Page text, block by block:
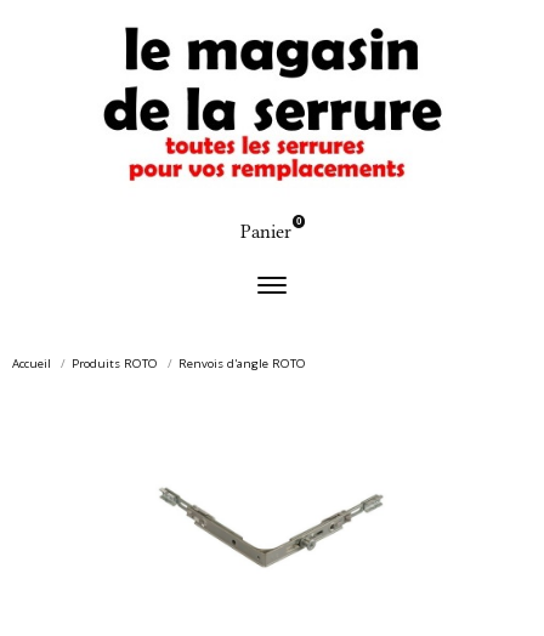
Panier 0
Accueil Produits ROTO Renvois d'angle ROTO